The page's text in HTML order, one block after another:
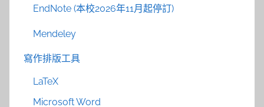
EndNote (本校2026年11月起停訂)
Mendeley
寫作排版工具
LaTeX
Microsoft Word